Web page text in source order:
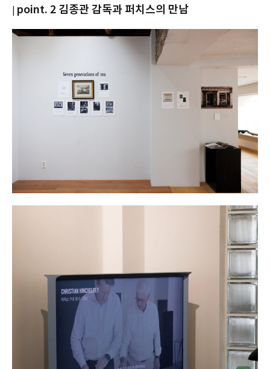
| point. 2 김종관 감독과 퍼치스의 만남